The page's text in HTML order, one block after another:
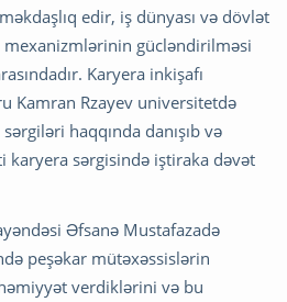
edir, iş dünyası və dövlət
mexanizmlərinin gücləndirilməsi
Karyera inkişafı
Kamran Rzayev universitetdə
haqqında danışıb və
karyera sərgisində iştiraka dəvət
Əfsanə Mustafazadə
peşəkar mütəxəssislərin
verdiklərini və bu